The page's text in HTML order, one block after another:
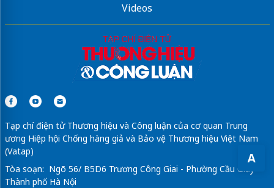
A
Videos
Tạp chí điện tử Thương hiệu và Công luận của cơ quan Trung
ương Hiệp hội Chống hàng giả và Bảo vệ Thương hiệu Việt Nam
(Vatap)
Tòa soạn: Ngõ 56/ B5D6 Trương Công Giai - Phường Cầu Giấy -
Thành phố Hà Nội